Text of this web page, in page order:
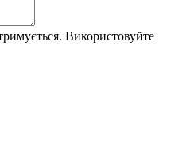
Використовуйте